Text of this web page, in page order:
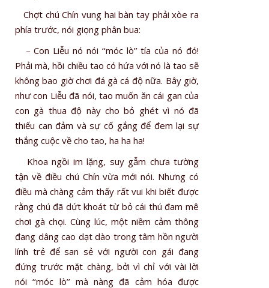
Chợt chú Chín vung hai bàn tay phải xòe ra
phía trước, nói giọng phân bua:
– Con Liễu nó nói ‘‘móc lò’’ tía của nó đó!
Phải mà, hồi chiều tao có hứa với nó là tao sẽ
không bao giờ chơi đá gà cá độ nữa. Bây giờ,
như con Liễu đã nói, tao muốn ăn cái gan của
con gà thua độ này cho bỏ ghét vì nó đã
thiếu can đảm và sự cố gắng để đem lại sự
thắng cuộc về cho tao, ha ha ha!
Khoa ngồi im lặng, suy gẫm chưa tường
tận về điều chú Chín vừa mới nói. Nhưng có
điều mà chàng cảm thấy rất vui khi biết được
rằng chú đã dứt khoát từ bỏ cái thú đam mê
chơi gà chọi. Cùng lúc, một niềm cảm thông
đang dâng cao dạt dào trong tâm hồn người
lính trẻ để san sẻ với người con gái đang
đứng trước mặt chàng, bởi vì chỉ với vài lời
nói ‘‘móc lò’’ mà nàng đã cảm hóa được